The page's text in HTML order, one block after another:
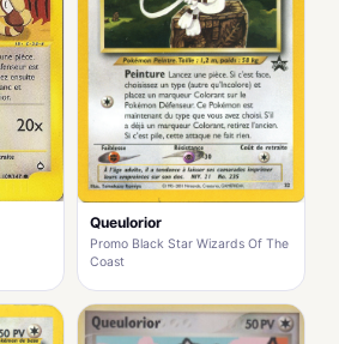
Queulorior
Promo Black Star Wizards Of The
Coast